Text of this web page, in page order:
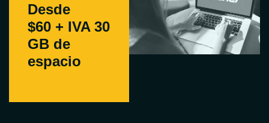
Desde
$60 + IVA 30
GB de
espacio